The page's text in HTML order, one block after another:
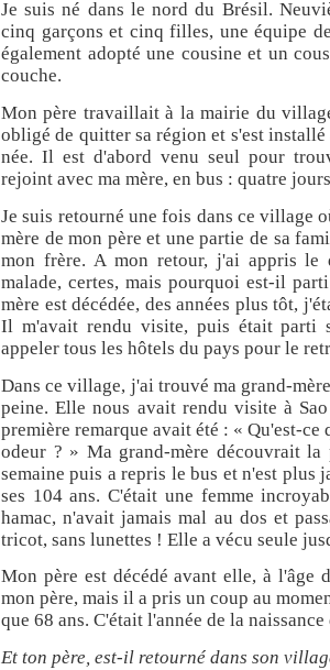
Je suis né dans le nord du Brésil.
cinq garçons et cinq filles, une équipe
également adopté une cousine et un
couche.
Mon père travaillait à la mairie du
obligé de quitter sa région et s'est
née. Il est d'abord venu seul pour
rejoint avec ma mère, en bus : quatre
Je suis retourné une fois dans ce village
mère de mon père et une partie de sa
mon frère. A mon retour, j'ai appris le
malade, certes, mais pourquoi est-il
mère est décédée, des années plus tôt,
Il m'avait rendu visite, puis était parti
appeler tous les hôtels du pays pour le
Dans ce village, j'ai trouvé ma grand-
peine. Elle nous avait rendu visite à
première remarque avait été : « Qu'est-ce
odeur ? » Ma grand-mère découvrait
semaine puis a repris le bus et n'est plus
ses 104 ans. C'était une femme
hamac, n'avait jamais mal au dos et
tricot, sans lunettes ! Elle a vécu seule
Mon père est décédé avant elle, à l'âge
mon père, mais il a pris un coup au
que 68 ans. C'était l'année de la
Et ton père, est-il retourné dans son